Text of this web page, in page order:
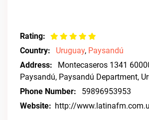
Rating:
Country:
Uruguay, Paysandú
Address:
Montecaseros 1341
Paysandú, Paysandú Department,
Phone Number:
59896953953
Website: http://